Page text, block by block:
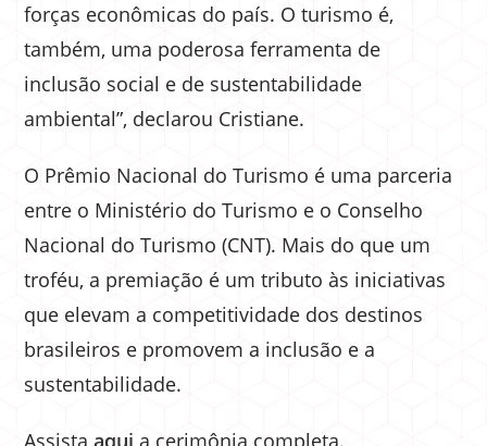
forças econômicas do país. O turismo é,
também, uma poderosa ferramenta de
inclusão social e de sustentabilidade
ambiental”, declarou Cristiane.
O Prêmio Nacional do Turismo é uma parceria
entre o Ministério do Turismo e o Conselho
Nacional do Turismo (CNT). Mais do que um
troféu, a premiação é um tributo às iniciativas
que elevam a competitividade dos destinos
brasileiros e promovem a inclusão e a
sustentabilidade.